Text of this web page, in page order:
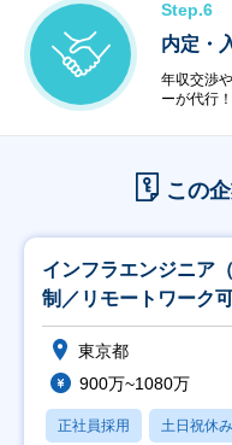
Step.6
内定・
年収交渉
ーが代行！
この
インフラエンジニア
制／リモートワーク
東京都
900万~1080万
正社員採用 土日祝休み